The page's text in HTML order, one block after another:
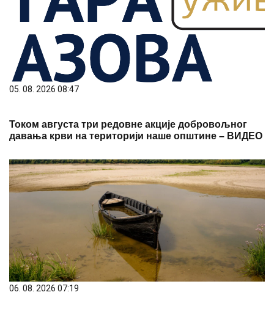
05. 08. 2026 08:47
Током августа три редовне акције добровољног
давања крви на територији наше општине – ВИДЕО
06. 08. 2026 07:19